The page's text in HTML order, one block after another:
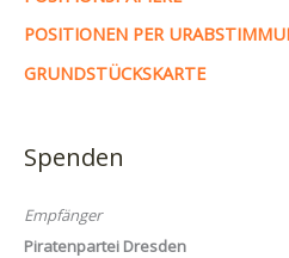
POSITIONEN PER
GRUNDSTÜCKSKARTE
Spenden
Empfänger
Piratenpartei Dresden